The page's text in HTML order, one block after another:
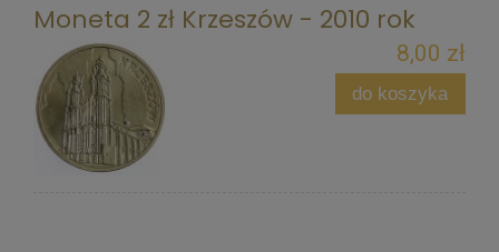
Moneta 2 zł Krzeszów - 2010 rok
8,00 zł
do koszyka